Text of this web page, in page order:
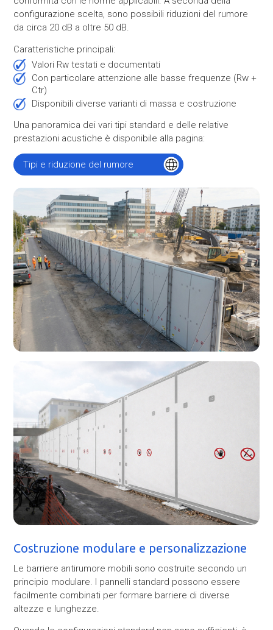
configurazione scelta, sono possibili riduzioni del rumore
da circa 20 dB a oltre 50 dB.
Caratteristiche principali:
Valori Rw testati e documentati
con particolare attenzione alle basse frequenze (Rw +
Ctr)
Disponibili diverse varianti di massa e costruzione
Una panoramica dei vari tipi standard e delle relative
prestazioni acustiche è disponibile alla pagina:
Tipi e riduzione del rumore
Costruzione modulare e personalizzazione
Le barriere antirumore mobili sono costruite secondo un
principio modulare. I pannelli standard possono essere
facilmente combinati per formare barriere di diverse
altezze e lunghezze.